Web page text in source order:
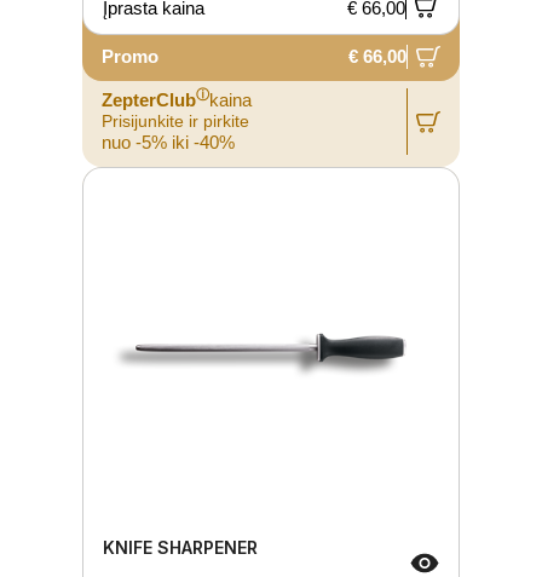
Įprasta kaina € 66,00
Promo € 66,00
ZepterClubⓘkaina
Prisijunkite ir pirkite
nuo -5% iki -40%
KNIFE SHARPENER